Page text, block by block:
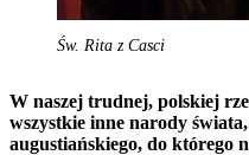
Św. Rita z Casci
W naszej trudnej, polskiej
wszystkie inne narody
augustiańskiego, do którego